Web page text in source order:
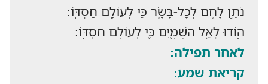
נֹתֵ֣ן לֶ֭חֶם לְכָל-בָּשָׂ֑ר כִּ֖י לְעוֹלָ֣ם חַסְדּֽוֹ:
ה֭וֹדוּ לְאֵ֣ל הַשָּׁמָ֑יִם כִּ֖י לְעוֹלָ֣ם חַסְדּֽוֹ:
לאחר תפילה:
קריאת שמע: